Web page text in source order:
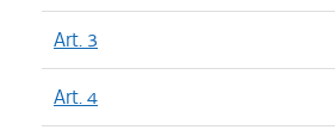
Art. 3
Art. 4